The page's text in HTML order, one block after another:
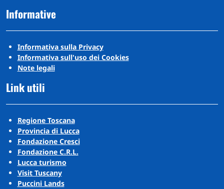
Informative
Informativa sulla Privacy
Informativa sull'uso dei Cookies
Note legali
Link utili
Regione Toscana
Provincia di Lucca
Fondazione Cresci
Fondazione C.R.L.
Lucca turismo
Visit Tuscany
Puccini Lands